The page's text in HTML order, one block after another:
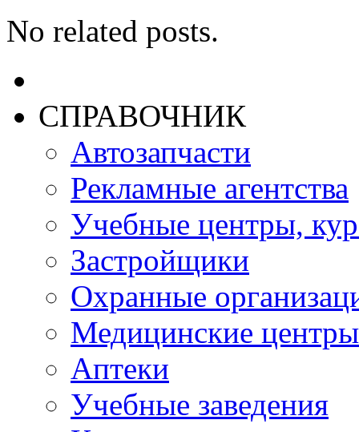
No related posts.
СПРАВОЧНИК
Автозапчасти
Рекламные агентства
Учебные центры,
Застройщики
Охранные
Медицинские центры
Аптеки
Учебные заведения